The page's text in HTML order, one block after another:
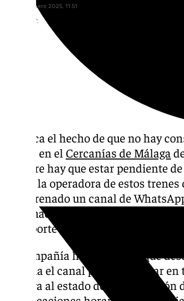
lunes, 20 enero 2025, 11:51
Compartir:
Destaca el hecho de que no hay
graves en el Cercanías de Málaga
siempre hay que estar pendiente
Renfe, la operadora de estos
ha estrenado un canal de
información en tiempo real a
transporte público y estén
La compañía ha informado que
marcha el canal para actualizar
relativa al estado de la circulación